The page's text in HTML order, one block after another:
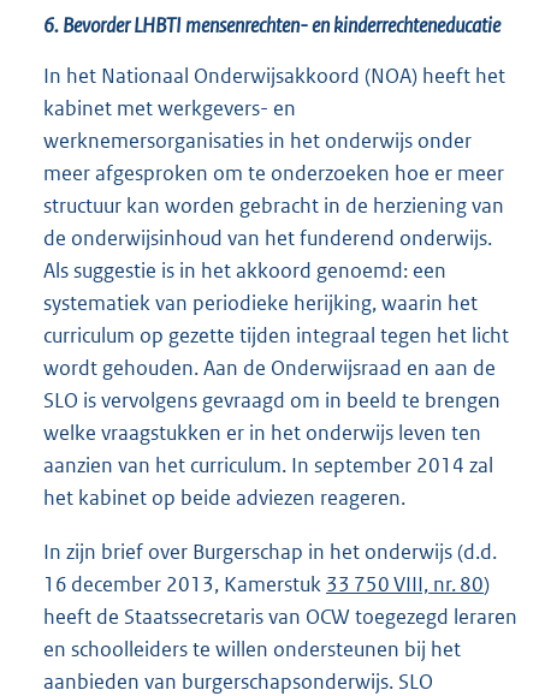
l
n
:
6. Bevorder LHBTI mensenrechten- en kinderrechteneducatie
In het Nationaal Onderwijsakkoord (NOA) heeft het
kabinet met werkgevers- en
werknemersorganisaties in het onderwijs onder
meer afgesproken om te onderzoeken hoe er meer
structuur kan worden gebracht in de herziening van
de onderwijsinhoud van het funderend onderwijs.
Als suggestie is in het akkoord genoemd: een
systematiek van periodieke herijking, waarin het
curriculum op gezette tijden integraal tegen het licht
wordt gehouden. Aan de Onderwijsraad en aan de
SLO is vervolgens gevraagd om in beeld te brengen
welke vraagstukken er in het onderwijs leven ten
aanzien van het curriculum. In september 2014 zal
het kabinet op beide adviezen reageren.
In zijn brief over Burgerschap in het onderwijs (d.d.
16 december 2013, Kamerstuk 33 750 VIII, nr. 80)
heeft de Staatssecretaris van OCW toegezegd leraren
en schoolleiders te willen ondersteunen bij het
aanbieden van burgerschapsonderwijs. SLO